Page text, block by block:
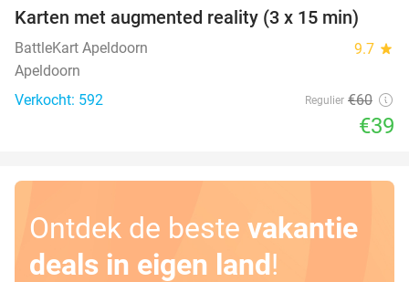
35%
Karten met augmented reality (3 x 15 min)
BattleKart Apeldoorn 9.7 star
Apeldoorn
Verkocht: 592
Regulier €60
€39
Ontdek de beste vakantie
deals in eigen land!